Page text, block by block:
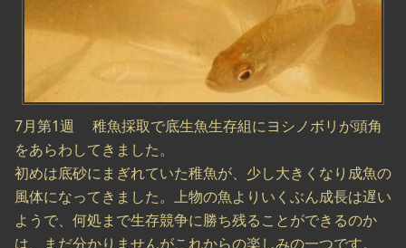
7月第1週 稚魚採取で底生魚生存組にヨシノボリが頭角
をあらわしてきました。
初めは底砂にまぎれていた稚魚が、少し大きくなり成魚の
風体になってきました。上物の魚よりいくぶん成長は遅い
ようで、何処まで生存競争に勝ち残ることができるのか
は、まだ分かりませんがこれからの楽しみの一つです。